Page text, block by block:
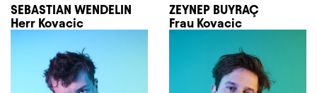
SEBASTIAN WENDELIN
Herr Kovacic
ZEYNEP BUYRAÇ
Frau Kovacic